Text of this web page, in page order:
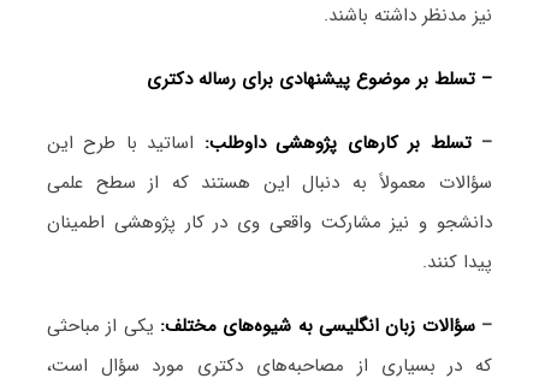
نیز مدنظر داشته باشند.
– تسلط بر موضوع پیشنهادی برای رساله دکتری
–تسلط بر کارهای پژوهشی داوطلب: اساتید با طرح این
سؤالات معمولاً به دنبال این هستند که از سطح علمی
دانشجو و نیز مشارکت واقعی وی در کار پژوهشی اطمینان
پیدا کنند.
– سؤالات زبان انگلیسی به شیوه‌های مختلف: یکی از مباحثی
که در بسیاری از مصاحبه‌های دکتری مورد سؤال است،